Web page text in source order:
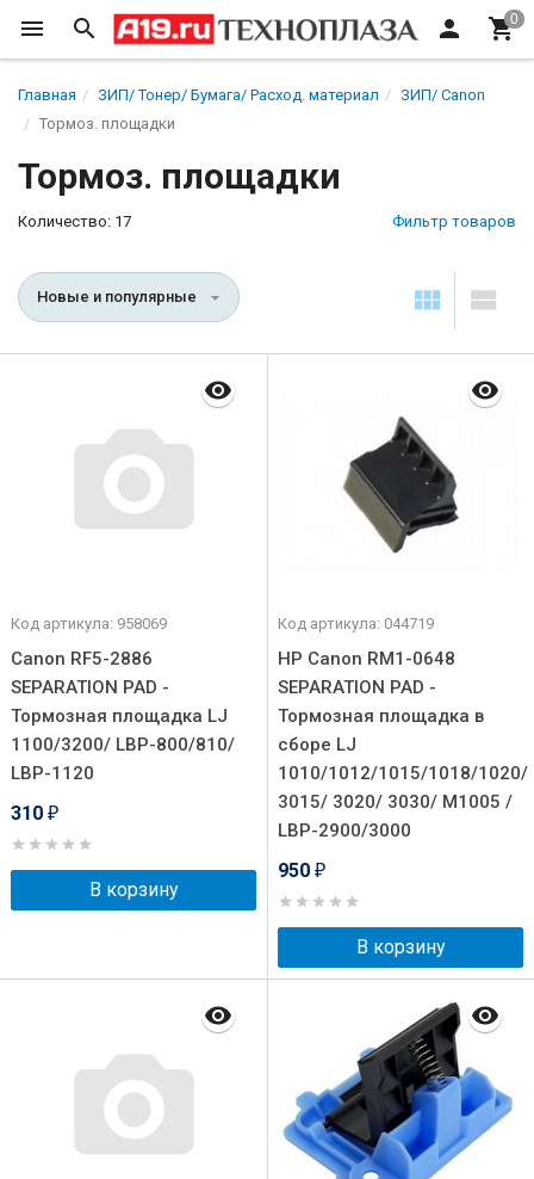
Главная ЗИП/ Тонер/ Бумага/ Расход. материал
ЗИП/ Canon
Тормоз. площадки
Тормоз. площадки
Количество: 17 Фильтр товаров
Новые и популярные
Код артикула: 958069
Canon RF5-2886
SEPARATION PAD -
Тормозная площадка LJ
1100/3200/ LBP-800/810/
LBP-1120
310 ₽
В корзину
Код артикула: 044719
HP Canon RM1-0648
SEPARATION PAD -
Тормозная площадка в
сборе LJ
1010/1012/1015/1018/1020/
3015/ 3020/ 3030/ M1005 /
LBP-2900/3000
950 ₽
В корзину